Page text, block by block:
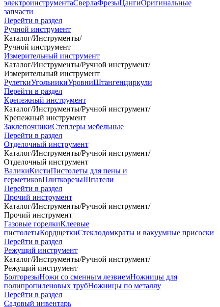
электроинструментаСверлаФрезыЦангиОригинальные
запчасти
Перейти в раздел
Ручной инструмент
Каталог/Инструменты/
Ручной инструмент
Измерительный инструмент
Каталог/Инструменты/Ручной инструмент/
Измерительный инструмент
РулеткиУгольникиУровниШтангенциркули
Перейти в раздел
Крепежный инструмент
Каталог/Инструменты/Ручной инструмент/
Крепежный инструмент
ЗаклепочникиСтеплеры мебельные
Перейти в раздел
Отделочный инструмент
Каталог/Инструменты/Ручной инструмент/
Отделочный инструмент
ВаликиКистиПистолеты для пены и
герметиковПлиткорезыШпатели
Перейти в раздел
Прочий инструмент
Каталог/Инструменты/Ручной инструмент/
Прочий инструмент
Газовые горелкиКлеевые
пистолетыКордщеткиСтеклодомкраты и вакуумные присоски
Перейти в раздел
Режущий инструмент
Каталог/Инструменты/Ручной инструмент/
Режущий инструмент
БолторезыНожи со сменным лезвиемНожницы для
полипропиленовых трубНожницы по металлу
Перейти в раздел
Садовый инвентарь